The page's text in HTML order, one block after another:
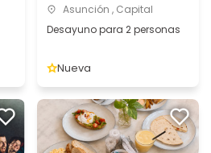
Asunción , Capital
Desayuno para 2 personas
Nueva